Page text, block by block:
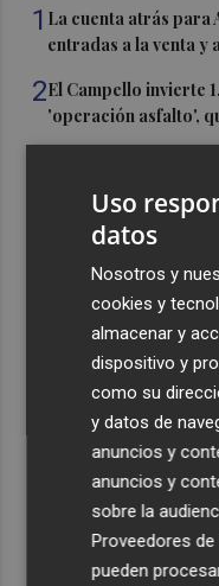
1 La cuenta atrás para
entradas a la venta
2El Campello invierte
'operación asfalto',
La justicia cita como
Finetwork
Oysho ocupa la
calle Colón de
Recibe
Plaza
Uso
datos
Nosotros y
cookies y
almacenar y
dispositivo y
como su
y datos de
anuncios y
anuncios y
sobre la
Proveedores
pueden